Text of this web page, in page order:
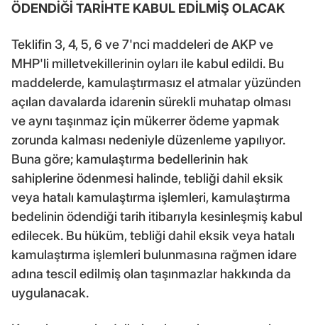
ÖDENDİĞİ TARİHTE KABUL EDİLMİŞ OLACAK
Teklifin 3, 4, 5, 6 ve 7'nci maddeleri de AKP ve
MHP'li milletvekillerinin oyları ile kabul edildi. Bu
maddelerde, kamulaştırmasız el atmalar yüzünden
açılan davalarda idarenin sürekli muhatap olması
ve aynı taşınmaz için mükerrer ödeme yapmak
zorunda kalması nedeniyle düzenleme yapılıyor.
Buna göre; kamulaştırma bedellerinin hak
sahiplerine ödenmesi halinde, tebliği dahil eksik
veya hatalı kamulaştırma işlemleri, kamulaştırma
bedelinin ödendiği tarih itibarıyla kesinleşmiş kabul
edilecek. Bu hüküm, tebliği dahil eksik veya hatalı
kamulaştırma işlemleri bulunmasına rağmen idare
adına tescil edilmiş olan taşınmazlar hakkında da
uygulanacak.